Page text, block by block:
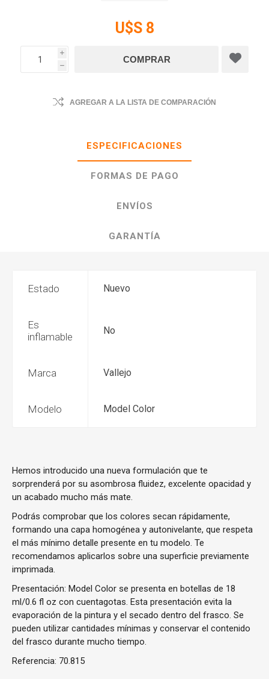
U$S 8
i
h
AGREGAR A LA LISTA DE COMPARACIÓN
ESPECIFICACIONES
FORMAS DE PAGO
ENVÍOS
GARANTÍA
Estado Nuevo
Es
inflamable
No
Marca Vallejo
Modelo Model Color
Hemos introducido una nueva formulación que te
sorprenderá por su asombrosa fluidez, excelente opacidad y
un acabado mucho más mate.
Podrás comprobar que los colores secan rápidamente,
formando una capa homogénea y autonivelante, que respeta
el más mínimo detalle presente en tu modelo. Te
recomendamos aplicarlos sobre una superficie previamente
imprimada.
Presentación: Model Color se presenta en botellas de 18
ml/0.6 fl oz con cuentagotas. Esta presentación evita la
evaporación de la pintura y el secado dentro del frasco. Se
pueden utilizar cantidades mínimas y conservar el contenido
del frasco durante mucho tiempo.
Referencia: 70.815